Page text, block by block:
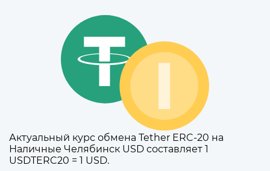
Актуальный курс обмена Tether ERC-20 на
Наличные Челябинск USD составляет 1
USDTERC20 = 1 USD.